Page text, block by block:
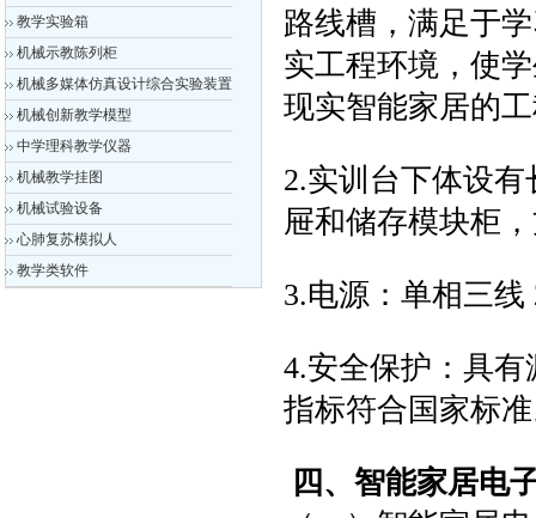
教学实验箱
机械示教陈列柜
机械多媒体仿真设计综合实验装置
机械创新教学模型
中学理科教学仪器
机械教学挂图
机械试验设备
心肺复苏模拟人
教学类软件
路线槽，满足于
实工程环境，使
现实智能家居的
2.实训台下体设
屉和储存模块柜
3.电源：单相三
4.安全保护：具
指标符合国家标
四、智能家居电